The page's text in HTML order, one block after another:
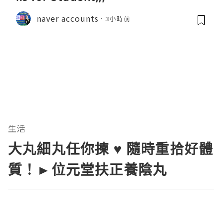
naver accounts 3小時前
生活
大丸細丸任你揀 ♥ 隨時重拾好體
質！►位元堂扶正養陰丸